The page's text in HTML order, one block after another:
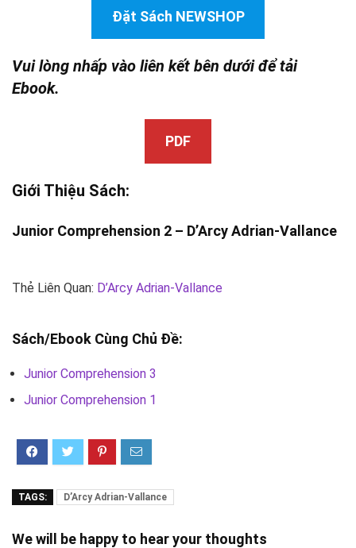
Đặt Sách NEWSHOP
Vui lòng nhấp vào liên kết bên dưới để tải
Ebook.
PDF
Giới Thiệu Sách:
Junior Comprehension 2 – D’Arcy Adrian-Vallance
Thẻ Liên Quan: D’Arcy Adrian-Vallance
Sách/Ebook Cùng Chủ Đề:
Junior Comprehension 3
Junior Comprehension 1
TAGS: D’Arcy Adrian-Vallance
We will be happy to hear your thoughts